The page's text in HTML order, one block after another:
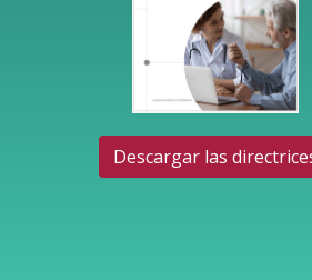
Descargar las